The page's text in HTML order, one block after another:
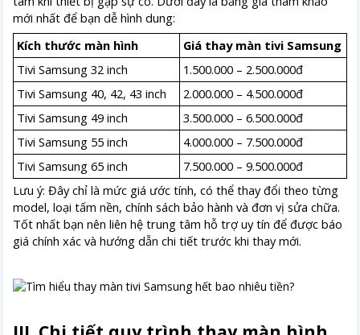
mới nhất để bạn dễ hình dung:
Kích thước màn hình
Giá thay màn tivi Samsung
Tivi Samsung 32 inch
1.500.000 – 2.500.000đ
Tivi Samsung 40, 42, 43 inch
2.000.000 – 4.500.000đ
Tivi Samsung 49 inch
3.500.000 – 6.500.000đ
Tivi Samsung 55 inch
4.000.000 – 7.500.000đ
Tivi Samsung 65 inch
7.500.000 – 9.500.000đ
Lưu ý: Đây chỉ là mức giá ước tính, có thể thay đổi theo từng
model, loại tấm nền, chính sách bảo hành và đơn vị sửa chữa.
Tốt nhất bạn nên liên hệ trung tâm hỗ trợ uy tín để được báo
giá chính xác và hướng dẫn chi tiết trước khi thay mới.